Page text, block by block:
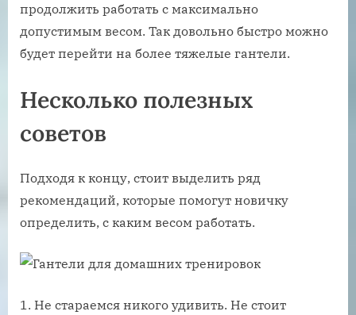
продолжить работать с максимально
допустимым весом. Так довольно быстро можно
будет перейти на более тяжелые гантели.
Несколько полезных
советов
Подходя к концу, стоит выделить ряд
рекомендаций, которые помогут новичку
определить, с каким весом работать.
Не стараемся никого удивить. Не стоит